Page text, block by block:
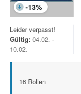
-13%
Leider verpasst!
Gültig: 04.02. -
10.02.
16 Rollen